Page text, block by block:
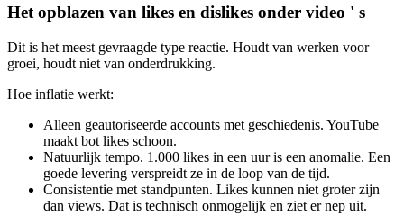
Het opblazen van likes en dislikes onder video ' s
Dit is het meest gevraagde type reactie. Houdt van werken voor
groei, houdt niet van onderdrukking.
Hoe inflatie werkt:
Alleen geautoriseerde accounts met geschiedenis. YouTube
maakt bot likes schoon.
Natuurlijk tempo. 1.000 likes in een uur is een anomalie. Een
goede levering verspreidt ze in de loop van de tijd.
Consistentie met standpunten. Likes kunnen niet groter zijn
dan views. Dat is technisch onmogelijk en ziet er nep uit.